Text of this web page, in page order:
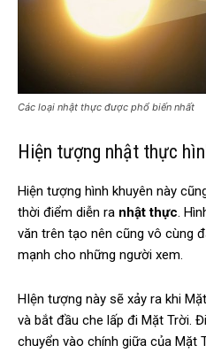
Các loại nhật thực được phổ biến nhất
Hiện tượng nhật thực
Hiện tượng hình khuyên này
thời điểm diễn ra nhật thực.
văn trên tạo nên cũng vô cùng
mạnh cho những người xem.
HIện tượng này sẽ xảy ra khi
và bắt đầu che lấp đi Mặt Trời.
chuyển vào chính giữa của Mặt